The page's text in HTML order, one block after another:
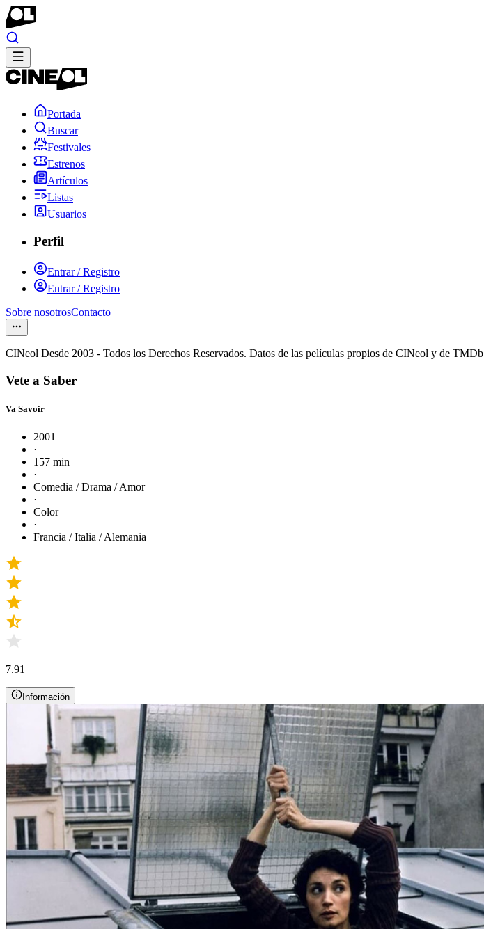
Portada
Buscar
Festivales
Estrenos
Artículos
Listas
Usuarios
Perfil
Entrar / Registro
Entrar / Registro
Sobre nosotrosContacto
CINeol Desde 2003 - Todos los Derechos Reservados. Datos de las películas propios de CINeol y de TMDb
Vete a Saber
Va Savoir
2001
·
157 min
·
Comedia / Drama / Amor
·
Color
·
Francia / Italia / Alemania
7.91
Información